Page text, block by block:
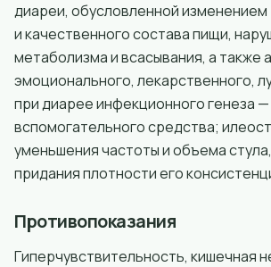
диареи, обусловленной
и качественного состава пищи,
метаболизма и всасывания, а также
эмоционального, лекарственного,
при диарее инфекционного генеза —
вспомогательного средства;
уменьшения частоты и объема
придания плотности его
Противопоказания
Гиперчувствительность, кишечная